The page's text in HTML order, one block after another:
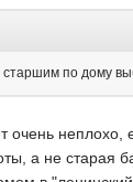
по дому
очень
а не старая